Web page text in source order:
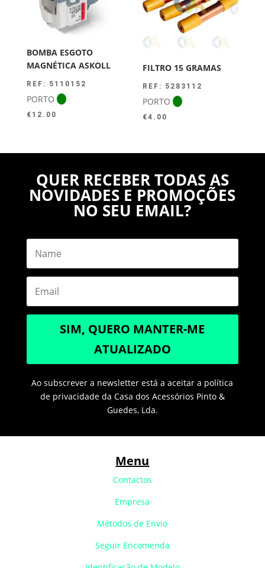
BOMBA ESGOTO
MAGNÉTICA ASKOLL
REF: 5110152
PORTO
€ 12.00
FILTRO 15 GRAMAS
REF: 5283112
PORTO
€4.00
QUER RECEBER TODAS AS
NOVIDADES E PROMOÇÕES
NO SEU EMAIL?
SIM, QUERO MANTER-ME
ATUALIZADO
Ao subscrever a newsletter está a aceitar a política
de privacidade da Casa dos Acessórios Pinto &
Guedes, Lda.
Menu
Contactos
Empresa
Métodos de Envio
Seguir Encomenda